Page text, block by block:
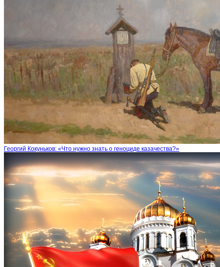
Георгий Кокуньков: «Что нужно знать о геноциде казачества?»